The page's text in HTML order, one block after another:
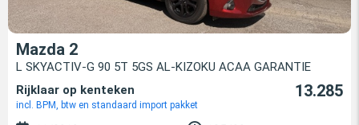
Mazda 2
L SKYACTIV-G 90 5T 5GS AL-KIZOKU ACAA GARANTIE
Rijklaar op kenteken
incl. BPM, btw en standaard import pakket
13.285